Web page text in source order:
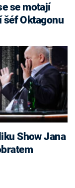
šéf Oktagonu